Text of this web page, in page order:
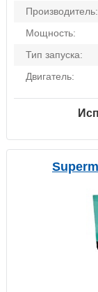
Производитель:
Мощность:
Тип запуска:
Двигатель: